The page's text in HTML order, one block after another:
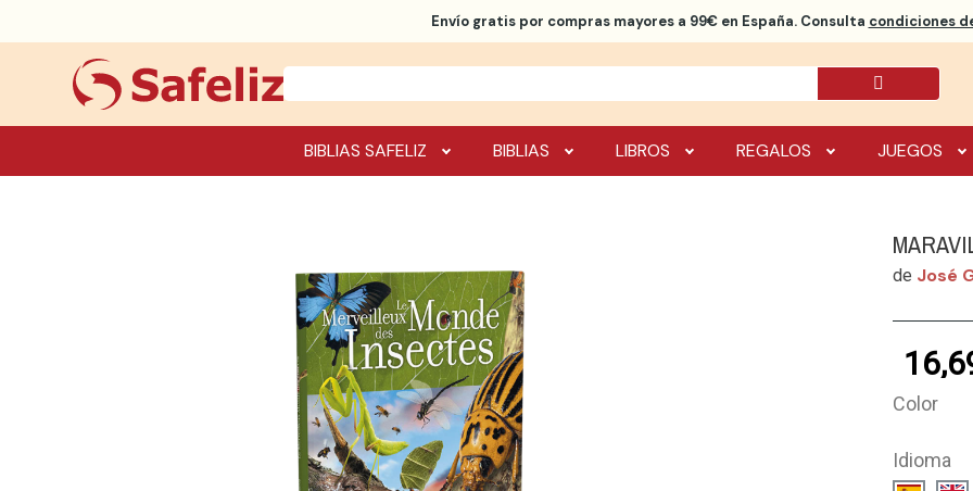
Envío gratispor compras mayores a 99€ en España. Consulta condiciones
BIBLIAS SAFELIZ BIBLIAS LIBROS REGALOS JUEGOS
de José
Color
Idioma